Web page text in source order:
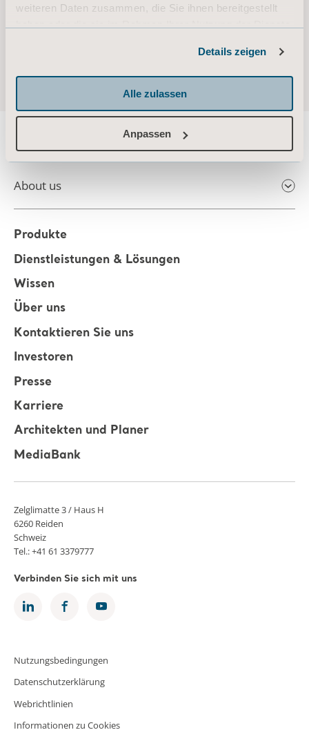
weiteren Daten zusammen, die Sie ihnen bereitgestellt
Details zeigen
Alle zulassen
Anpassen
About us
Produkte
Dienstleistungen & Lösungen
Wissen
Über uns
Kontaktieren Sie uns
Investoren
Presse
Karriere
Architekten und Planer
MediaBank
Zelglimatte 3 / Haus H
6260 Reiden
Schweiz
Tel.: +41 61 3379777
Verbinden Sie sich mit uns
Nutzungsbedingungen
Datenschutzerklärung
Webrichtlinien
Informationen zu Cookies